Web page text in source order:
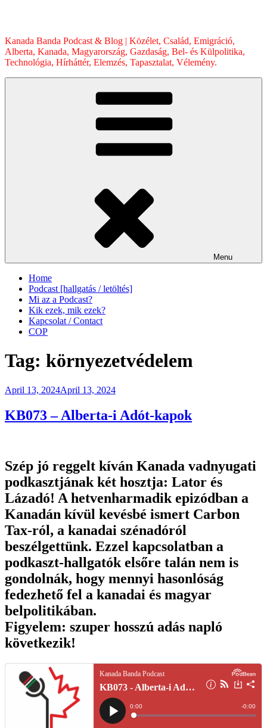
Kanada Banda Podcast & Blog | Közélet, Család, Emigráció,
Alberta, Kanada, Magyarország, Gazdaság, Bel- és Külpolitika,
Technológia, Hírháttér, Elemzés, Tapasztalat, Vélemény.
Menu
Home
Podcast [hallgatás / letöltés]
Mi az a Podcast?
Kik ezek, mik ezek?
Kapcsolat / Contact
COP
Tag: környezetvédelem
Posted
April 13, 2024April 13, 2024
KB073 – Alberta-i Adót-kapok
Szép jó reggelt kíván Kanada vadnyugati
podkasztjának két hosztja: Lator és
Lázadó! A hetvenharmadik epizódban a
Kanadán kívül kevésbé ismert Carbon
Tax-ról, a kanadai szénadóról
beszélgettünk. Ezzel kapcsolatban a
podkaszt-hallgatók elsőre talán nem is
gondolnák, hogy mennyi hasonlóság
fedezhető fel a kanadai és magyar
belpolitikában.
Figyelem: szuper hosszú adás napló
következik!